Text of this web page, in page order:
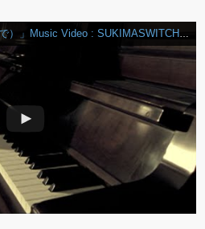
スキマスイッチ - 「奏（かなで）」Music Video : SUKIMASWITCH / KANADE Music Video